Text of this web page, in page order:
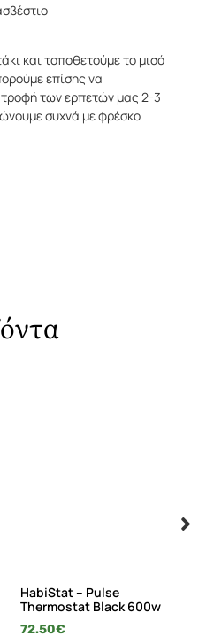
και τοποθετούμε το μισό
επίσης να
των ερπετών μας 2-3
συχνά με φρέσκο
HabiStat – Pulse
Thermostat Black 600w
72.50€